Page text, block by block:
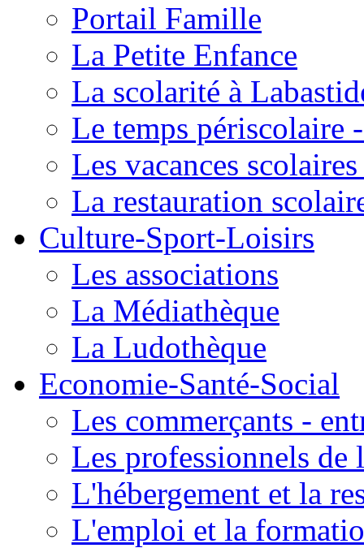
Portail Famille
La Petite Enfance
La scolarité à
Le temps périscolaire
Les vacances
La restauration
Culture-Sport-Loisirs
Les associations
La Médiathèque
La Ludothèque
Economie-Santé-Social
Les commerçants -
Les professionnels de
L'hébergement et la
L'emploi et la